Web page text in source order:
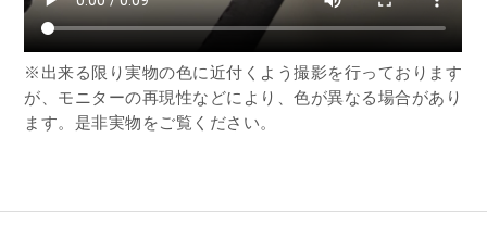
※出来る限り実物の色に近付くよう撮影を行っております
が、モニターの再現性などにより、色が異なる場合があり
ます。是非実物をご覧ください。